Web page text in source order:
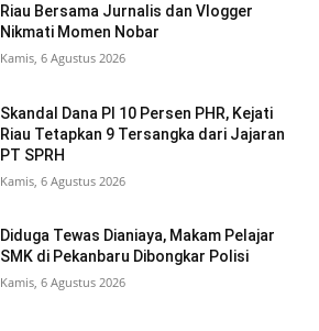
Riau Bersama Jurnalis dan Vlogger
Nikmati Momen Nobar
Kamis, 6 Agustus 2026
Skandal Dana PI 10 Persen PHR, Kejati
Riau Tetapkan 9 Tersangka dari Jajaran
PT SPRH
Kamis, 6 Agustus 2026
Diduga Tewas Dianiaya, Makam Pelajar
SMK di Pekanbaru Dibongkar Polisi
Kamis, 6 Agustus 2026